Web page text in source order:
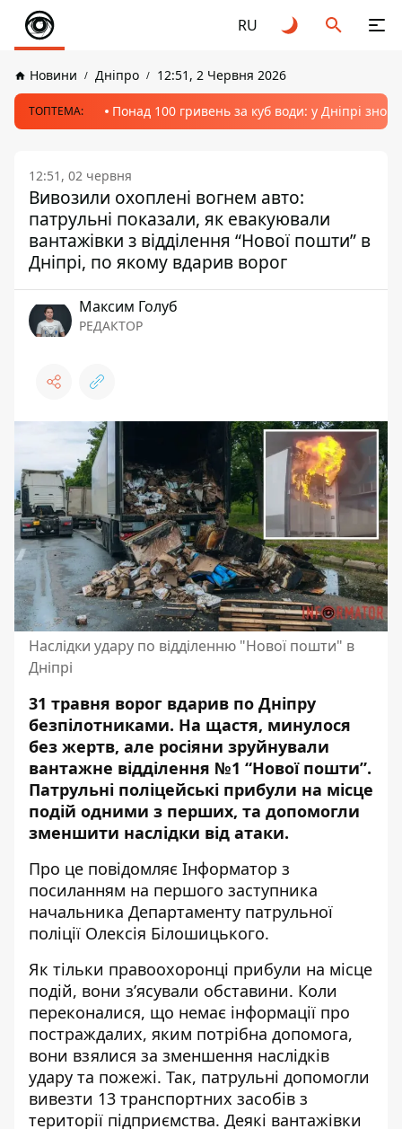
RU
Новини Дніпро 12:51, 2 Червня 2026
ТОПТЕМА: Понад 100 гривень за куб води: у Дніпрі
12:51, 02 червня
Вивозили охоплені вогнем авто:
патрульні показали, як евакуювали
вантажівки з відділення “Нової пошти” в
Дніпрі, по якому вдарив ворог
Максим Голуб
РЕДАКТОР
Наслідки удару по відділенню "Нової пошти" в
Дніпрі
31 травня ворог вдарив по Дніпру
безпілотниками. На щастя, минулося
без жертв, але росіяни зруйнували
вантажне відділення №1 “Нової пошти”.
Патрульні поліцейські прибули на місце
подій одними з перших, та допомогли
зменшити наслідки від атаки.
Про це повідомляє Інформатор з
посиланням на першого заступника
начальника Департаменту патрульної
поліції Олексія Білошицького.
Як тільки правоохоронці прибули на місце
подій, вони з’ясували обставини. Коли
переконалися, що немає інформації про
постраждалих, яким потрібна допомога,
вони взялися за зменшення наслідків
удару та пожежі. Так, патрульні допомогли
вивезти 13 транспортних засобів з
території підприємства. Деякі вантажівки